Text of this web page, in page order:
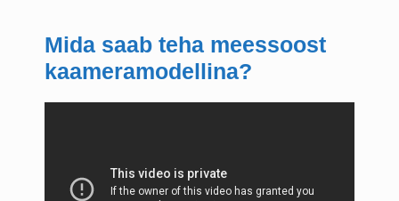
Mida saab teha meessoost
kaameramodellina?